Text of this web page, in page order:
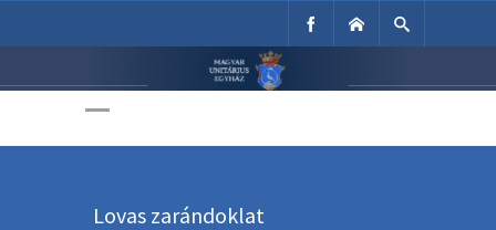
Unitárius Egyház
Lovas zarándoklat